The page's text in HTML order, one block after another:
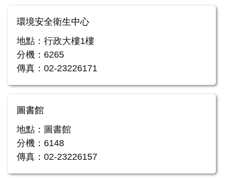
環境安全衛生中心
地點：行政大樓1樓
分機：6265
傳真：02-23226171
圖書館
地點：圖書館
分機：6148
傳真：02-23226157